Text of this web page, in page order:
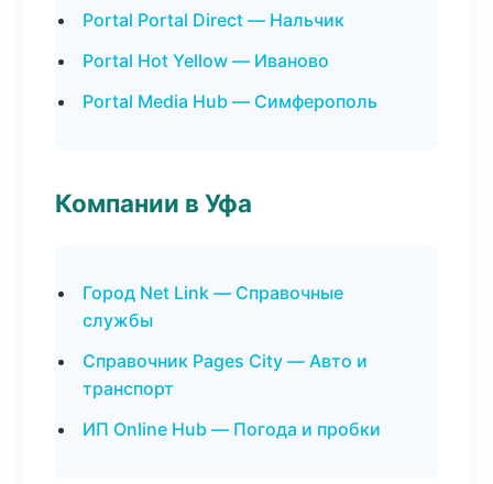
Portal Portal Direct — Нальчик
Portal Hot Yellow — Иваново
Portal Media Hub — Симферополь
Компании в Уфа
Город Net Link — Справочные
службы
Справочник Pages City — Авто и
транспорт
ИП Online Hub — Погода и пробки